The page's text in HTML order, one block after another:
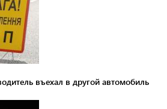
въехал в другой автомобиль